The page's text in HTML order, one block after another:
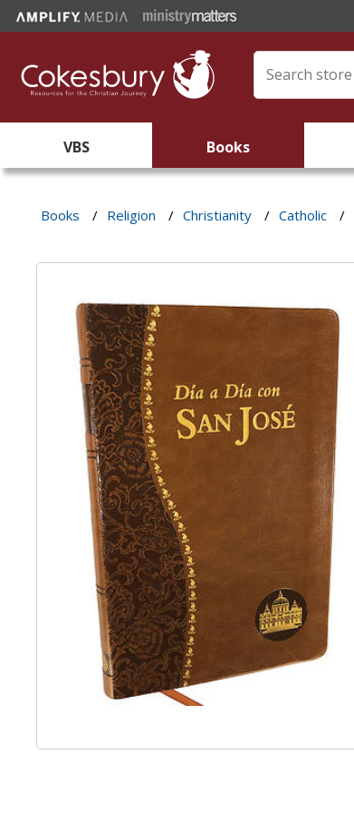
VBS Books
Books / Religion / Christianity / Catholic /